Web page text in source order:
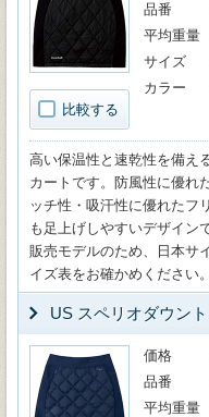
比較する
品番
平均重量
サイズ
カラー
高い保温性と速乾性を備え
カートです。防風性に優れ
ッチ性・吸汗性に優れたフ
も足上げしやすいデザイン
販売モデルのため、日本サ
イズ表をお確かめください。
US スペリオダウン
価格
品番
平均重量